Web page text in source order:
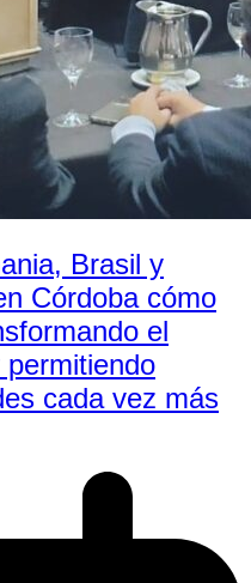
Brasil y
Córdoba cómo
el
cada vez más